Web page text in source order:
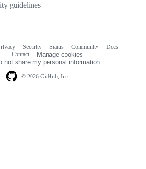
guidelines
© 2026 GitHub, Inc.
Security Status Community
Docs
Contact
Manage cookies
not share my personal information